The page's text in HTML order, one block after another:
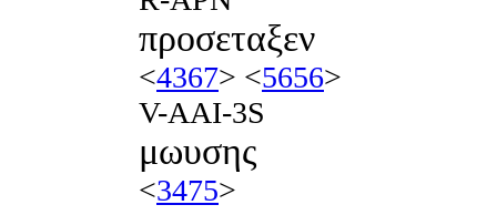
προσεταξεν
<4367> <5656>
V-AAI-3S
μωυσης
<3475>